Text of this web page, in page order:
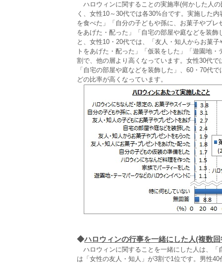
ハロウィンに関することの実施率(何かした人
く、女性10～30代では各30%台です。実施した
を食べた」「自分の子どもや孫に、お菓子やプ
をあげた・配った」「自宅の部屋や庭などを装
と、女性10・20代では、「友人・知人からお菓
トをあげた・配った」「仮装をした」「遊園地
割で、他の層より高くなっています。女性30代
「自宅の部屋や庭などを装飾した」、60・70代
どの比率が高くなっています。
◆ハロウィンの行事を一緒にした人(複数回
ハロウィンに関することを一緒にした人は、「
は「女性の友人・知人」が3割で1位です。男性